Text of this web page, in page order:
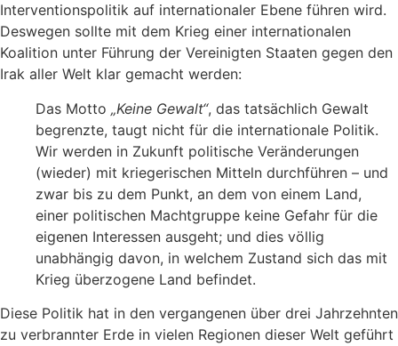
Interventionspolitik auf internationaler Ebene führen wird.
Deswegen sollte mit dem Krieg einer internationalen
Koalition unter Führung der Vereinigten Staaten gegen den
Irak aller Welt klar gemacht werden:
Das Motto „Keine Gewalt“, das tatsächlich Gewalt
begrenzte, taugt nicht für die internationale Politik.
Wir werden in Zukunft politische Veränderungen
(wieder) mit kriegerischen Mitteln durchführen – und
zwar bis zu dem Punkt, an dem von einem Land,
einer politischen Machtgruppe keine Gefahr für die
eigenen Interessen ausgeht; und dies völlig
unabhängig davon, in welchem Zustand sich das mit
Krieg überzogene Land befindet.
Diese Politik hat in den vergangenen über drei Jahrzehnten
zu verbrannter Erde in vielen Regionen dieser Welt geführt